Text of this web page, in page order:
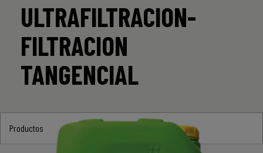
CERVEZA
FOOD
SPIRITS
ULTRAFILTRACION-
FILTRACION
TANGENCIAL
Productos